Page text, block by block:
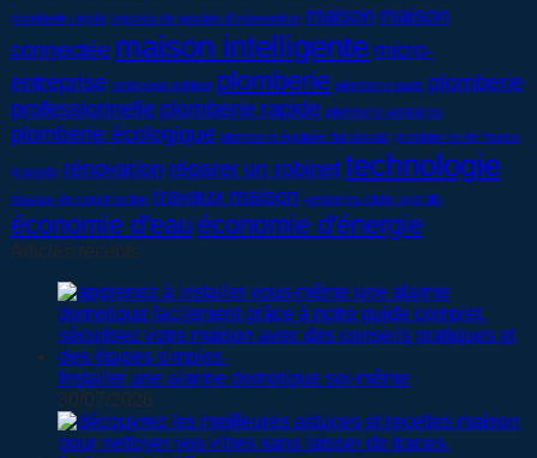
plomberie rapide logiciels de gestion d'intervention maison maison
connectée maison intelligente micro-
entreprise nettoyage robinet plomberie plomberie paris plomberie
professionnelle plomberie rapide plomberie vestiaires
plomberie écologique plomberie équipée fiat ducato plombier ile-de-france
praxedo rénovation réparer un robinet technologie
travaux de construction travaux maison vestiaires clubs sportifs
économie d'eau économie d'énergie
Articles récents
Installer une alarme domotique soi-même
30/07/2026